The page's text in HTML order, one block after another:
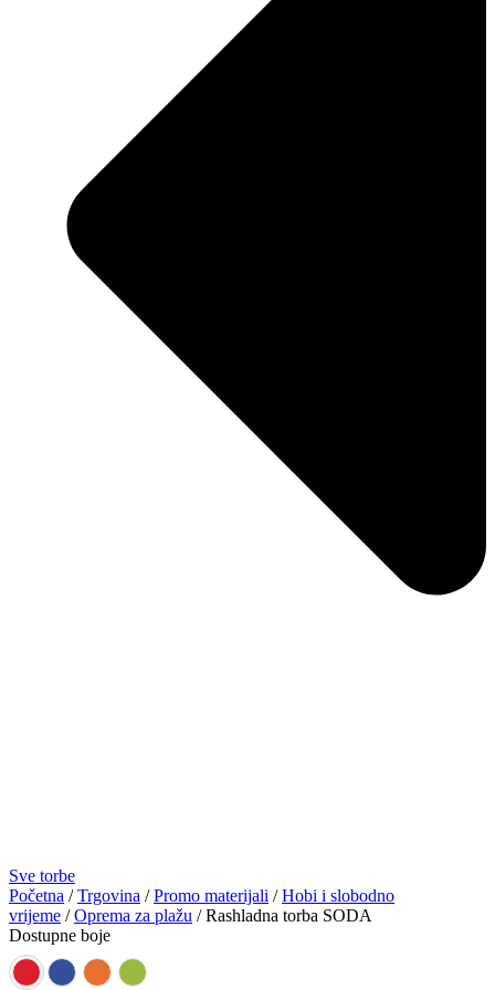
Sve torbe
Početna /Trgovina /Promo materijali /Hobi i slobodno
vrijeme /Oprema za plažu / Rashladna torba SODA
Dostupne boje